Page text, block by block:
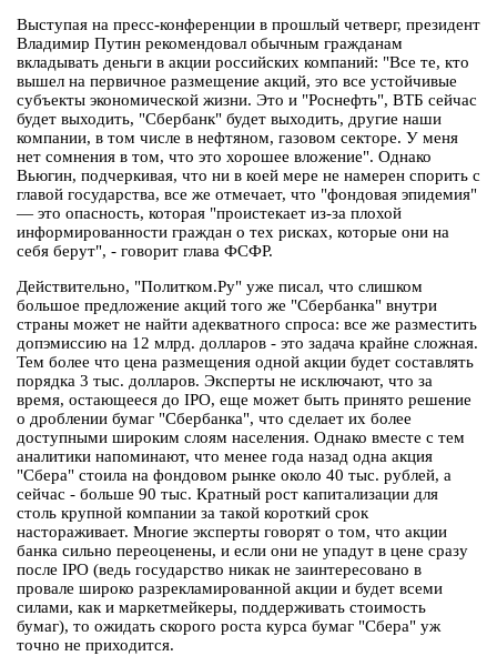
Выступая на пресс-конференции в прошлый четверг, президент
Владимир Путин рекомендовал обычным гражданам
вкладывать деньги в акции российских компаний: "Все те, кто
вышел на первичное размещение акций, это все устойчивые
субъекты экономической жизни. Это и "Роснефть", ВТБ сейчас
будет выходить, "Сбербанк" будет выходить, другие наши
компании, в том числе в нефтяном, газовом секторе. У меня
нет сомнения в том, что это хорошее вложение". Однако
Вьюгин, подчеркивая, что ни в коей мере не намерен спорить с
главой государства, все же отмечает, что "фондовая эпидемия"
— это опасность, которая "проистекает из-за плохой
информированности граждан о тех рисках, которые они на
себя берут", - говорит глава ФСФР.
Действительно, "Политком.Ру" уже писал, что слишком
большое предложение акций того же "Сбербанка" внутри
страны может не найти адекватного спроса: все же разместить
допэмиссию на 12 млрд. долларов - это задача крайне сложная.
Тем более что цена размещения одной акции будет составлять
порядка 3 тыс. долларов. Эксперты не исключают, что за
время, остающееся до IPO, еще может быть принято решение
о дроблении бумаг "Сбербанка", что сделает их более
доступными широким слоям населения. Однако вместе с тем
аналитики напоминают, что менее года назад одна акция
"Сбера" стоила на фондовом рынке около 40 тыс. рублей, а
сейчас - больше 90 тыс. Кратный рост капитализации для
столь крупной компании за такой короткий срок
настораживает. Многие эксперты говорят о том, что акции
банка сильно переоценены, и если они не упадут в цене сразу
после IPO (ведь государство никак не заинтересовано в
провале широко разрекламированной акции и будет всеми
силами, как и маркетмейкеры, поддерживать стоимость
бумаг), то ожидать скорого роста курса бумаг "Сбера" уж
точно не приходится.